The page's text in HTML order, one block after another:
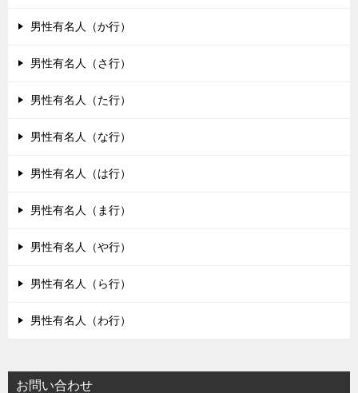
男性有名人（か行）
男性有名人（さ行）
男性有名人（た行）
男性有名人（な行）
男性有名人（は行）
男性有名人（ま行）
男性有名人（や行）
男性有名人（ら行）
男性有名人（わ行）
お問い合わせ